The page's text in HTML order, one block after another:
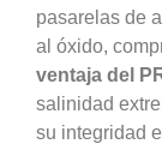
pasarelas de
al óxido,
ventaja del
salinidad
su integridad